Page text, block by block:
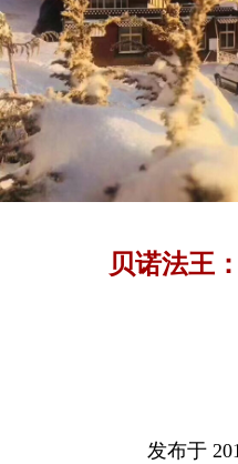
贝诺法王
发布于